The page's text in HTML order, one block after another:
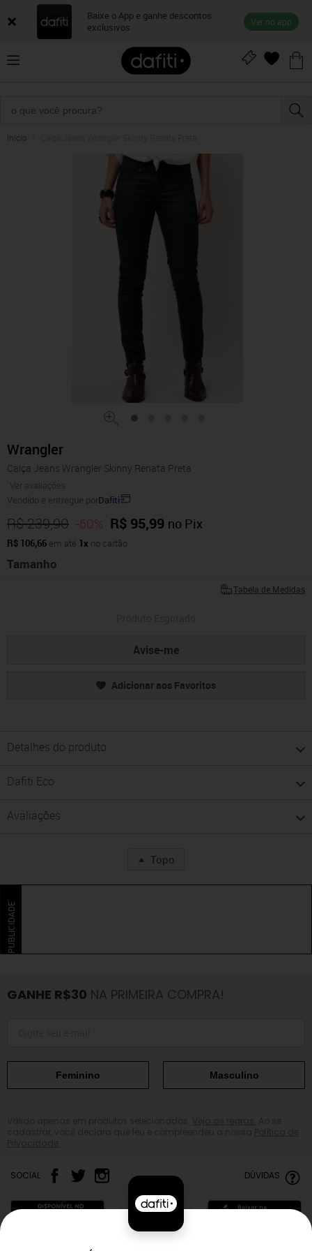
Baixe o App e ganhe descontos
exclusivos
Ver no app
Início
Wrangler
Calça Jeans Wrangler Skinny Renata Preta
Ver avaliações
Vendido e entregue porDafiti
R$ 239,90 -60% R$ 95,99 no Pix
R$ 106,66 em até 1x no cartão
Tamanho
Tabela de Medidas
Avise-me
Adicionar aos Favoritos
Detalhes do produto
Dafiti Eco
Avaliações
Topo
PUBLICIDADE
GANHE R$30 NA PRIMEIRA COMPRA!
Feminino Masculino
SOCIAL DÚVIDAS